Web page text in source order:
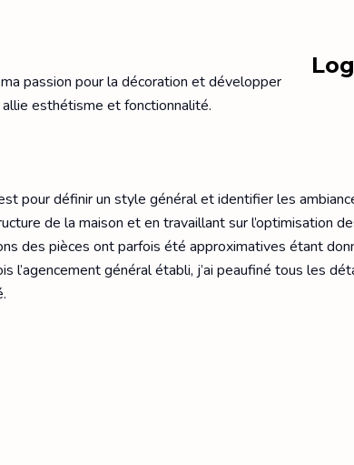
passion pour la décoration et développer
esthétisme et fonctionnalité.
pour définir un style général et identifier les
de la maison et en travaillant sur l’optimisation
des pièces ont parfois été approximatives étant
l’agencement général établi, j’ai peaufiné tous les